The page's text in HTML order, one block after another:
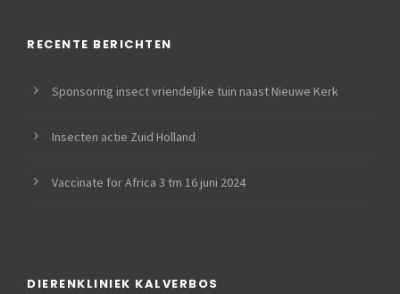
RECENTE BERICHTEN
Sponsoring insect vriendelijke tuin naast Nieuwe Kerk
Insecten actie Zuid Holland
Vaccinate for Africa 3 tm 16 juni 2024
DIERENKLINIEK KALVERBOS